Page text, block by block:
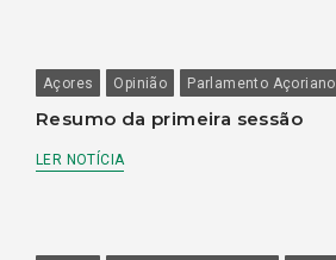
Açores Opinião Parlamento Açoriano
Resumo da primeira sessão
LER NOTÍCIA